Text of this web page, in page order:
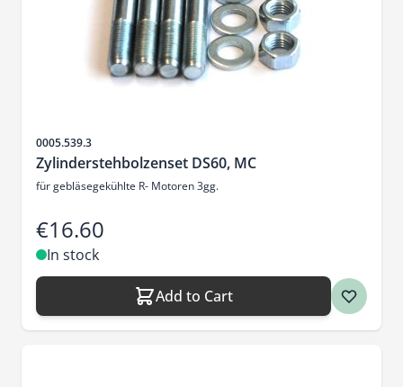
Sku
0005.539.3
Zylinderstehbolzenset DS60, MC
für gebläsegekühlte R- Motoren 3gg.
€16.60
In stock
Add to Cart